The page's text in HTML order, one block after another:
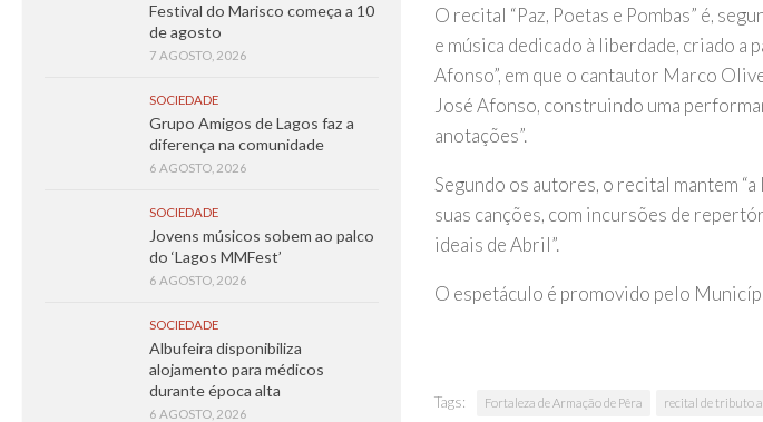
O recital “Paz, Poetas e Pombas” é,
e música dedicado à liberdade, criado a
Afonso”, em que o cantautor Marco
José Afonso, construindo uma
anotações”.
Segundo os autores, o recital mantem
suas canções, com incursões de
ideais de Abril”.
O espetáculo é promovido pelo
Tags: Fortaleza de Armação de Pêra recital de tributo
Festival do Marisco começa a 10
de agosto
7 AGOSTO, 2026
SOCIEDADE
Grupo Amigos de Lagos faz a
diferença na comunidade
6 AGOSTO, 2026
SOCIEDADE
Jovens músicos sobem ao palco
do ‘Lagos MMFest’
6 AGOSTO, 2026
SOCIEDADE
Albufeira disponibiliza
alojamento para médicos
durante época alta
6 AGOSTO, 2026